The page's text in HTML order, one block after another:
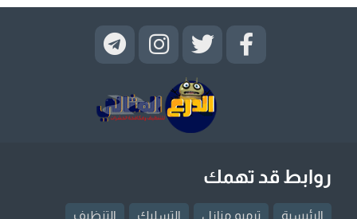
روابط قد تهمك
الرئيسية ترميم منازل التسليك التنظيف